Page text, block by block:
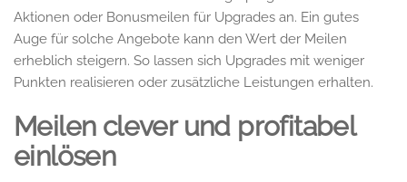
Aktionen oder Bonusmeilen für Upgrades an. Ein gutes
Auge für solche Angebote kann den Wert der Meilen
erheblich steigern. So lassen sich Upgrades mit weniger
Punkten realisieren oder zusätzliche Leistungen erhalten.
Meilen clever und profitabel
einlösen